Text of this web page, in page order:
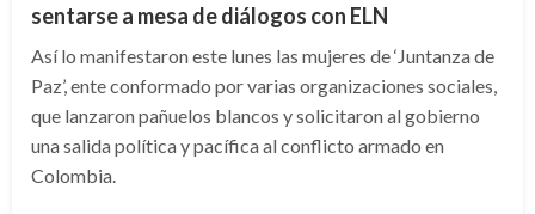
sentarse a mesa de diálogos con ELN
Así lo manifestaron este lunes las mujeres de ‘Juntanza de
Paz’, ente conformado por varias organizaciones sociales,
que lanzaron pañuelos blancos y solicitaron al gobierno
una salida política y pacífica al conflicto armado en
Colombia.